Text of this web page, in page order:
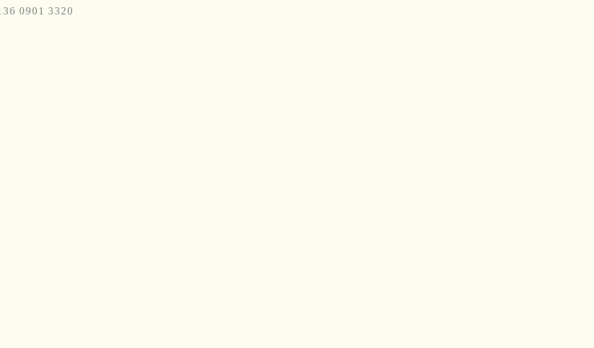
0901 3320